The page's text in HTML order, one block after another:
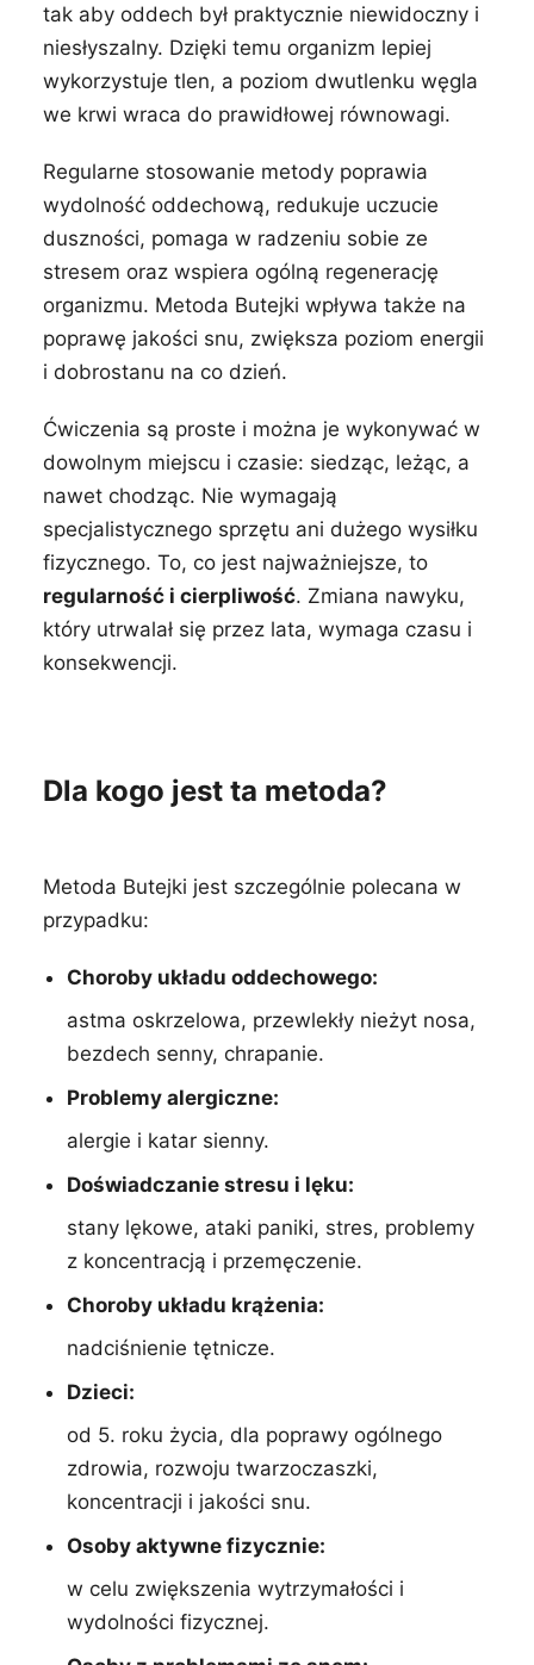
tak aby oddech był praktycznie niewidoczny i
niesłyszalny. Dzięki temu organizm lepiej
wykorzystuje tlen, a poziom dwutlenku węgla
we krwi wraca do prawidłowej równowagi.
Regularne stosowanie metody poprawia
wydolność oddechową, redukuje uczucie
duszności, pomaga w radzeniu sobie ze
stresem oraz wspiera ogólną regenerację
organizmu. Metoda Butejki wpływa także na
poprawę jakości snu, zwiększa poziom energii
i dobrostanu na co dzień.
Ćwiczenia są proste i można je wykonywać w
dowolnym miejscu i czasie: siedząc, leżąc, a
nawet chodząc. Nie wymagają
specjalistycznego sprzętu ani dużego wysiłku
fizycznego. To, co jest najważniejsze, to
regularność i cierpliwość. Zmiana nawyku,
który utrwalał się przez lata, wymaga czasu i
konsekwencji.
Dla kogo jest ta metoda?
Metoda Butejki jest szczególnie polecana w
przypadku:
Choroby układu oddechowego:
astma oskrzelowa, przewlekły nieżyt nosa,
bezdech senny, chrapanie.
Problemy alergiczne:
alergie i katar sienny.
Doświadczanie stresu i lęku:
stany lękowe, ataki paniki, stres, problemy
z koncentracją i przemęczenie.
Choroby układu krążenia:
nadciśnienie tętnicze.
Dzieci:
od 5. roku życia, dla poprawy ogólnego
zdrowia, rozwoju twarzoczaszki,
koncentracji i jakości snu.
Osoby aktywne fizycznie:
w celu zwiększenia wytrzymałości i
wydolności fizycznej.